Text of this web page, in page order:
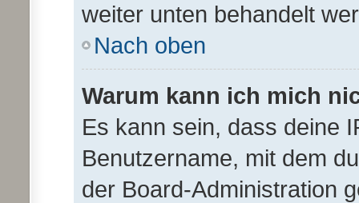
weiter unten behandelt
Nach oben
Warum kann ich mich
Es kann sein, dass deine
Benutzername, mit dem
der Board-Administration